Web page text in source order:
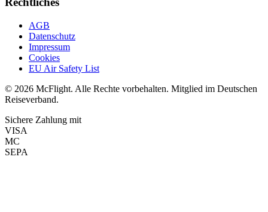
AGB
Datenschutz
Impressum
Cookies
EU Air Safety List
© 2026 McFlight. Alle Rechte vorbehalten. Mitglied im Deutschen
Reiseverband.
Sichere Zahlung mit
VISA
MC
SEPA